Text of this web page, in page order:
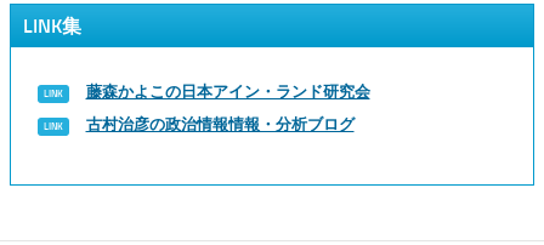
LINK集
藤森かよこの日本アイン・ランド研究会
古村治彦の政治情報情報・分析ブログ